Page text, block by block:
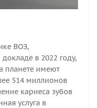
ВОЗ,
в 2022 году,
планете имеют
514 миллионов
кариеса зубов
услуга в